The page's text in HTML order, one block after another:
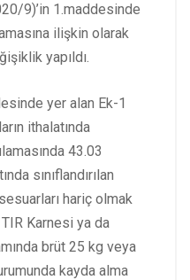
9)’in 1.maddesinde
ilişkin olarak
yapıldı.
yer alan Ek-1
ithalatında
43.03
sınıflandırılan
hariç olmak
Karnesi ya da
brüt 25 kg veya
kayda alma